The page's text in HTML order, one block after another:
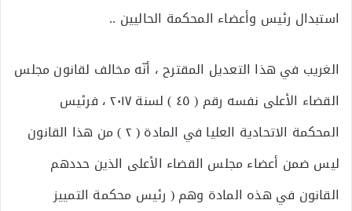
استبدال رئيس وأعضاء المحكمة الحاليين ..
الغريب في هذا التعديل المقترح ، أنّه مخالف لقانون مجلس
القضاء الأعلى نفسه رقم ( ٤٥ ) لسنة ٢٠١٧ ، فرئيس
المحكمة الاتحادية العليا في المادة ( ٢ ) من هذا القانون
ليس ضمن أعضاء مجلس القضاء الأعلى الذين حددهم
القانون في هذه المادة وهم ( رئيس محكمة التمييز